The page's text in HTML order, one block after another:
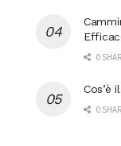
0
Cos’è
0